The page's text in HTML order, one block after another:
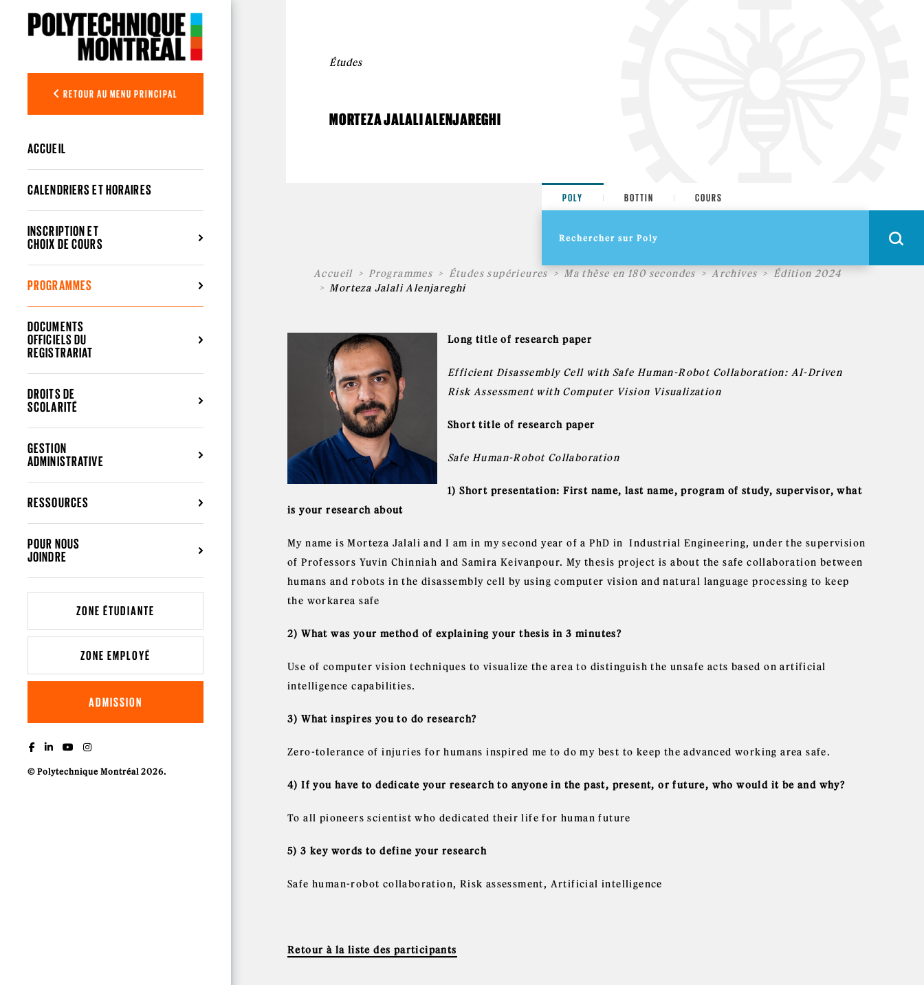
RETOUR AU MENU PRINCIPAL
ACCUEIL
CALENDRIERS ET HORAIRES
INSCRIPTION ET
CHOIX DE COURS
PROGRAMMES
DOCUMENTS
OFFICIELS DU
REGISTRARIAT
DROITS DE
SCOLARITÉ
GESTION
ADMINISTRATIVE
RESSOURCES
POUR NOUS
JOINDRE
ZONE ÉTUDIANTE
ZONE EMPLOYÉ
ADMISSION
© Polytechnique Montréal 2026.
Études
MORTEZA JALALI ALENJAREGHI
POLY BOTTIN COURS
Accueil Programmes Études supérieures Ma thèse en 180 secondes Archives
Édition 2024
Morteza Jalali Alenjareghi
Long title of research paper
Efficient Disassembly Cell with Safe Human-Robot Collaboration: AI-Driven
Risk Assessment with Computer Vision Visualization
Short title of research paper
Safe Human-Robot Collaboration
1) Short presentation: First name, last name, program of study, supervisor, what
is your research about
My name is Morteza Jalali and I am in my second year of a PhD in Industrial Engineering, under the supervision
of Professors Yuvin Chinniah and Samira Keivanpour. My thesis project is about the safe collaboration between
humans and robots in the disassembly cell by using computer vision and natural language processing to keep
the workarea safe
2) What was your method of explaining your thesis in 3 minutes?
Use of computer vision techniques to visualize the area to distinguish the unsafe acts based on artificial
intelligence capabilities.
3) What inspires you to do research?
Zero-tolerance of injuries for humans inspired me to do my best to keep the advanced working area safe.
4) If you have to dedicate your research to anyone in the past, present, or future, who would it be and why?
To all pioneers scientist who dedicated their life for human future
5) 3 key words to define your research
Safe human-robot collaboration, Risk assessment, Artificial intelligence
Retour à la liste des participants